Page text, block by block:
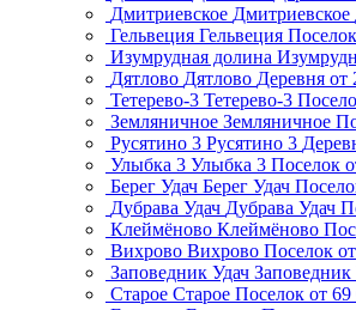
Дмитриевское Дмитриевское
Гельвеция Гельвеция Поселок
Изумрудная долина
Дятлово Дятлово Деревня от
Тетерево-3 Тетерево-3
Земляничное Земляничное
Русятино 3 Русятино 3
Улыбка 3 Улыбка 3 Поселок
Берег Удач Берег Удач
Дубрава Удач Дубрава Удач
Клеймёново Клеймёново
Вихрово Вихрово Поселок
Заповедник Удач Заповедник
Старое Старое Поселок от 69